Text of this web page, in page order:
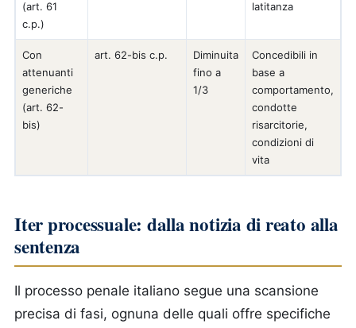
(art. 61
c.p.)
latitanza
Con
attenuanti
generiche
(art. 62-
bis)
art. 62-bis c.p.
Diminuita
fino a
1/3
Concedibili in
base a
comportamento,
condotte
risarcitorie,
condizioni di
vita
Iter processuale: dalla notizia di reato alla
sentenza
Il processo penale italiano segue una scansione
precisa di fasi, ognuna delle quali offre specifiche